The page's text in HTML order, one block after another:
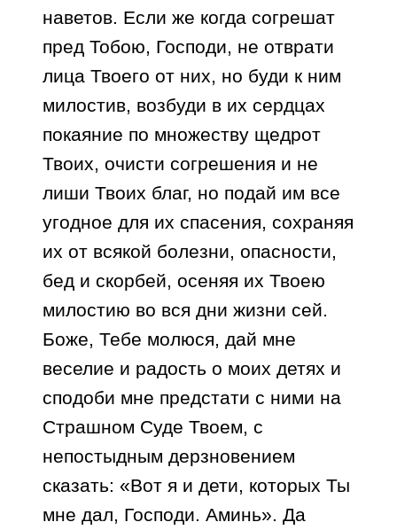
наветов. Если же когда согрешат
пред Тобою, Господи, не отврати
лица Твоего от них, но буди к ним
милостив, возбуди в их сердцах
покаяние по множеству щедрот
Твоих, очисти согрешения и не
лиши Твоих благ, но подай им все
угодное для их спасения, сохраняя
их от всякой болезни, опасности,
бед и скорбей, осеняя их Твоею
милостию во вся дни жизни сей.
Боже, Тебе молюся, дай мне
веселие и радость о моих детях и
сподоби мне предстати с ними на
Страшном Суде Твоем, с
непостыдным дерзновением
сказать: «Вот я и дети, которых Ты
мне дал, Господи. Аминь». Да